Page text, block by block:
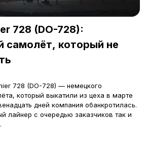
728 (DO-728):
самолёт, который не
728 (DO-728) — немецкого
который выкатили из цеха в марте
дней компания обанкротилась.
лайнер с очередью заказчиков так и